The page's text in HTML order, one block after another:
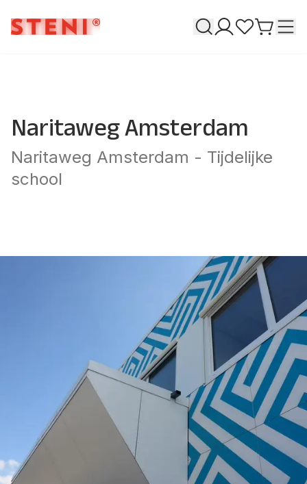
SøkMine sider
Favoritter
Gå til
Naritaweg Amsterdam
Naritaweg Amsterdam - Tijdelijke
school